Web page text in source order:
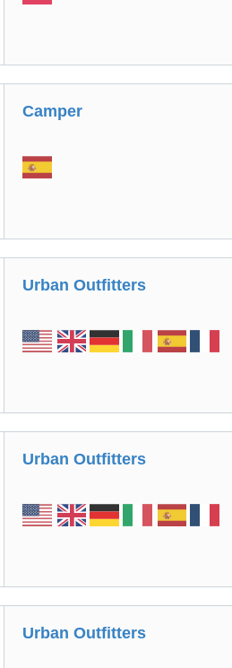
Camper
Urban Outfitters
Urban Outfitters
Urban Outfitters